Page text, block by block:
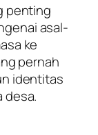
penting
asal-
ke
pernah
identitas
desa.